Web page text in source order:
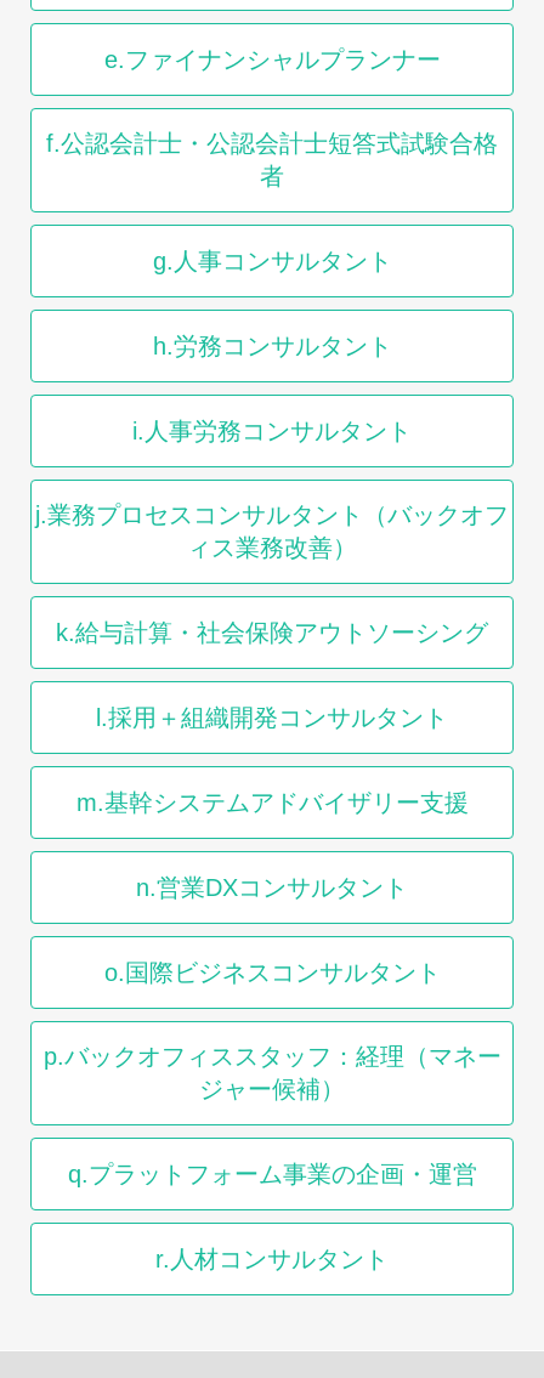
e.ファイナンシャルプランナー
f.公認会計士・公認会計士短答式試験合格
者
g.人事コンサルタント
h.労務コンサルタント
i.人事労務コンサルタント
j.業務プロセスコンサルタント（バックオフ
ィス業務改善）
k.給与計算・社会保険アウトソーシング
l.採用＋組織開発コンサルタント
m.基幹システムアドバイザリー支援
n.営業DXコンサルタント
o.国際ビジネスコンサルタント
p.バックオフィススタッフ：経理（マネー
ジャー候補）
q.プラットフォーム事業の企画・運営
r.人材コンサルタント